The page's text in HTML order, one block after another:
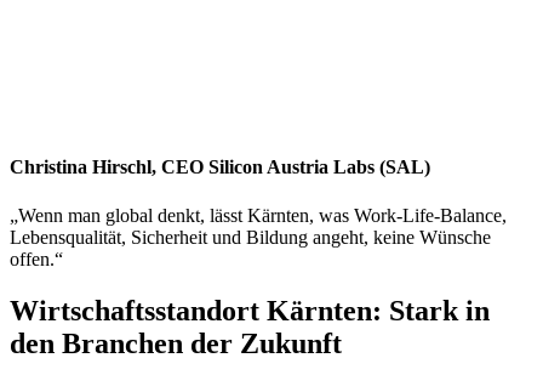
Christina Hirschl, CEO Silicon Austria Labs (SAL)
„Wenn man global denkt, lässt Kärnten, was Work-Life-Balance,
Lebensqualität, Sicherheit und Bildung angeht, keine Wünsche
offen.“
Wirtschaftsstandort Kärnten: Stark in
den Branchen der Zukunft